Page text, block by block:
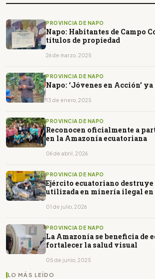
PROVINCIA DE NAPO
Napo: Habitantes de Campo
títulos de propiedad
26 de marzo, 2025
PROVINCIA DE NAPO
Napo: ‘Jóvenes en Acción’
13 de enero, 2025
PROVINCIA DE NAPO
Reconocen oficialmente a
en la Amazonía ecuatoriana
06 de abril, 2026
PROVINCIA DE NAPO
Ejército ecuatoriano
utilizada en minería ilegal en
01 de julio, 2026
PROVINCIA DE NAPO
La Amazonía se beneficia de
fortalecer la salud visual
05 de junio, 2025
LO MÁS LEÍDO